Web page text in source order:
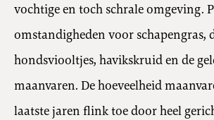
vochtige en toch schrale omgeving.
omstandigheden voor schapengras,
hondsviooltjes, havikskruid en de
maanvaren. De hoeveelheid
laatste jaren flink toe door heel